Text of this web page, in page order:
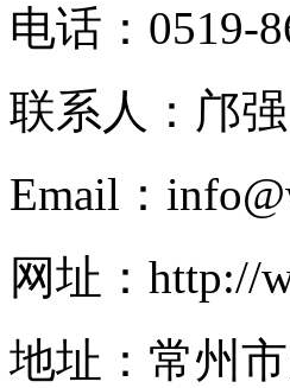
电话： 0519-
联系人： 邝强
Email：
网址： http://
地址： 常州